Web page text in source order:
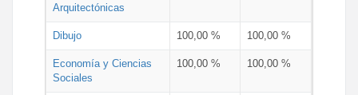
Arquitectónicas
Dibujo 100,00 % 100,00 %
Economía y Ciencias
Sociales
100,00 % 100,00 %